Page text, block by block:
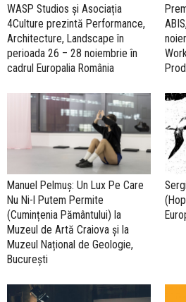
WASP Studios și Asociația
4Culture prezintă Performance,
Architecture, Landscape în
perioada 26 – 28 noiembrie în
cadrul Europalia România
Manuel Pelmuș: Un Lux Pe Care
Nu Ni-l Putem Permite
(Cumințenia Pământului) la
Muzeul de Artă Craiova și la
Muzeul Național de Geologie,
București